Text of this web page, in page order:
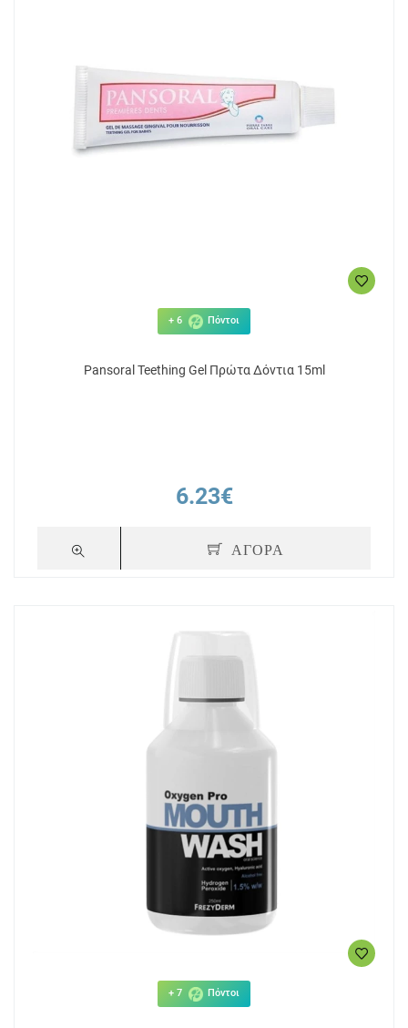
Πόντοι
10.36€
+ 6 Πόντοι
Pansoral Teething Gel Πρώτα Δόντια 15ml
6.23€
ΑΓΟΡΑ
+ 7 Πόντοι